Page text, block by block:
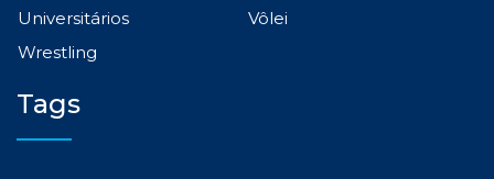
Universitários
Vôlei
Wrestling
Tags